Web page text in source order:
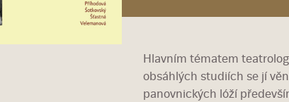
Hlavním tématem
obsáhlých studiích se jí
panovnických lóží